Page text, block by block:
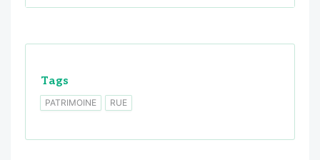
Tags
PATRIMOINE RUE